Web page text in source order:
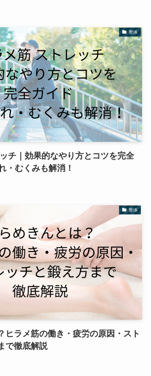
整体
チ｜効果的なやり方とコツを完全
・むくみも解消！
整体
ヒラメ筋の働き・疲労の原因・スト
で徹底解説